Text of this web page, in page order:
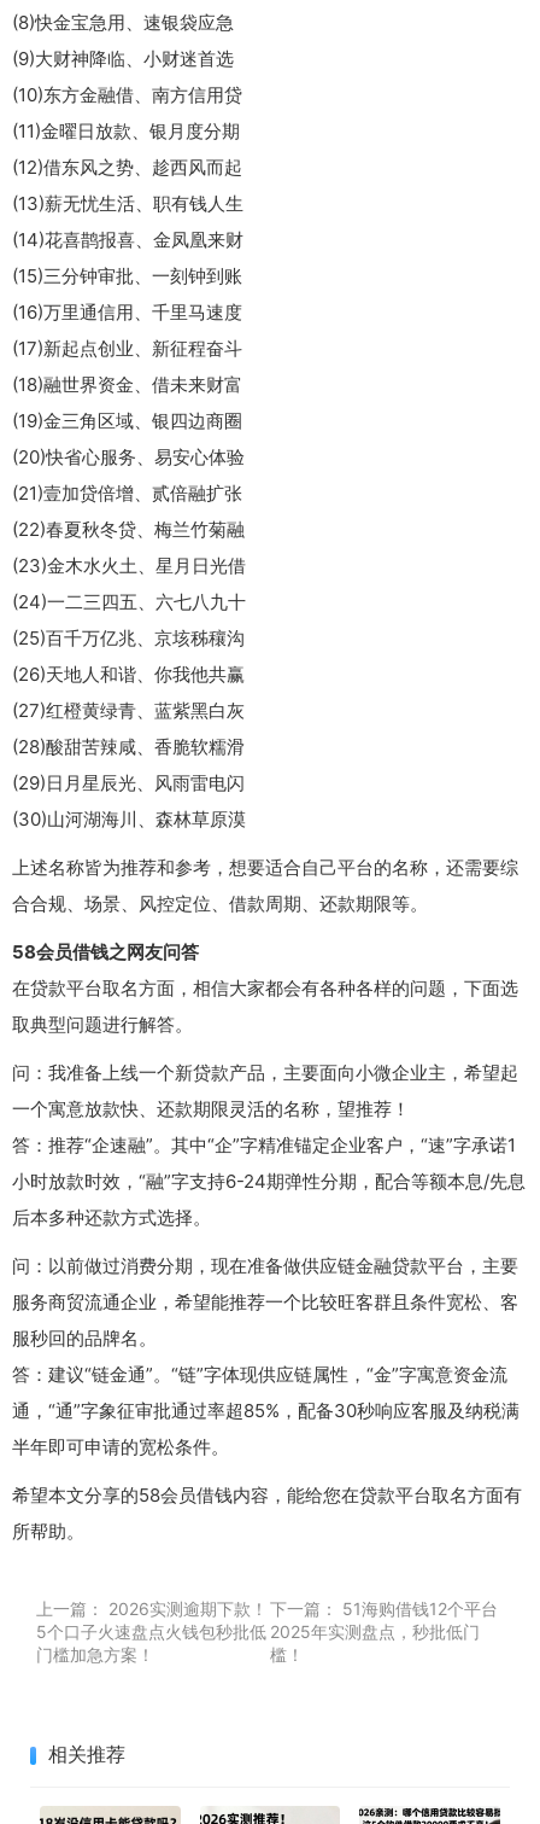
(8)快金宝急用、速银袋应急
(9)大财神降临、小财迷首选
(10)东方金融借、南方信用贷
(11)金曜日放款、银月度分期
(12)借东风之势、趁西风而起
(13)薪无忧生活、职有钱人生
(14)花喜鹊报喜、金凤凰来财
(15)三分钟审批、一刻钟到账
(16)万里通信用、千里马速度
(17)新起点创业、新征程奋斗
(18)融世界资金、借未来财富
(19)金三角区域、银四边商圈
(20)快省心服务、易安心体验
(21)壹加贷倍增、贰倍融扩张
(22)春夏秋冬贷、梅兰竹菊融
(23)金木水火土、星月日光借
(24)一二三四五、六七八九十
(25)百千万亿兆、京垓秭穰沟
(26)天地人和谐、你我他共赢
(27)红橙黄绿青、蓝紫黑白灰
(28)酸甜苦辣咸、香脆软糯滑
(29)日月星辰光、风雨雷电闪
(30)山河湖海川、森林草原漠
上述名称皆为推荐和参考，想要适合自己平台的名称，还需要综
合合规、场景、风控定位、借款周期、还款期限等。
58会员借钱之网友问答
在贷款平台取名方面，相信大家都会有各种各样的问题，下面选
取典型问题进行解答。
问：我准备上线一个新贷款产品，主要面向小微企业主，希望起
一个寓意放款快、还款期限灵活的名称，望推荐！
答：推荐“企速融”。其中“企”字精准锚定企业客户，“速”字承诺1
小时放款时效，“融”字支持6-24期弹性分期，配合等额本息/先息
后本多种还款方式选择。
问：以前做过消费分期，现在准备做供应链金融贷款平台，主要
服务商贸流通企业，希望能推荐一个比较旺客群且条件宽松、客
服秒回的品牌名。
答：建议“链金通”。“链”字体现供应链属性，“金”字寓意资金流
通，“通”字象征审批通过率超85%，配备30秒响应客服及纳税满
半年即可申请的宽松条件。
希望本文分享的58会员借钱内容，能给您在贷款平台取名方面有
所帮助。
上一篇：
2026实测逾期下款！
5个口子火速盘点火钱包秒批低
门槛加急方案！
下一篇：
51海购借钱12个平台
2025年实测盘点，秒批低门
槛！
相关推荐